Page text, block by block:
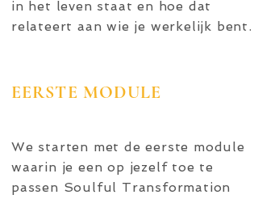
in het leven staat en hoe dat
relateert aan wie je werkelijk bent.
EERSTE MODULE
We starten met de eerste module
waarin je een op jezelf toe te
passen Soulful Transformation